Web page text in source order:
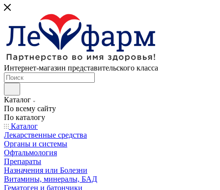
Интернет-магазин представительского класса
Каталог
По всему сайту
По каталогу
Каталог
Лекарственные средства
Органы и системы
Офтальмология
Препараты
Назначения или Болезни
Витамины, минералы, БАД
Гематоген и батончики